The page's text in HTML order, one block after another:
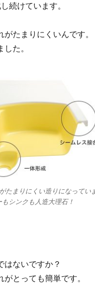
続けています。
たまりにくいんです。
た。
たまりにくい造りになってい
もシンクも人造大理石！
はないですか？
とっても簡単です。